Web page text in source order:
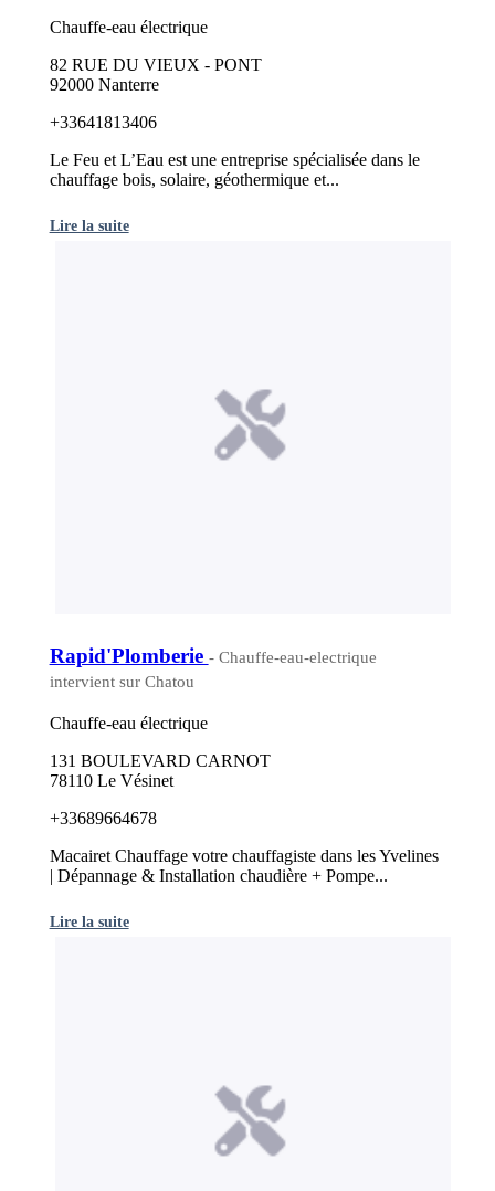
Chauffe-eau électrique
82 RUE DU VIEUX - PONT
92000 Nanterre
+33641813406
Le Feu et L’Eau est une entreprise spécialisée dans le
chauffage bois, solaire, géothermique et...
Lire la suite
Rapid'Plomberie - Chauffe-eau-electrique
intervient sur Chatou
Chauffe-eau électrique
131 BOULEVARD CARNOT
78110 Le Vésinet
+33689664678
Macairet Chauffage votre chauffagiste dans les Yvelines
| Dépannage & Installation chaudière + Pompe...
Lire la suite